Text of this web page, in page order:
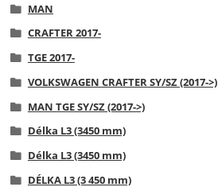
MAN
CRAFTER 2017-
TGE 2017-
VOLKSWAGEN CRAFTER SY/SZ (2017->)
MAN TGE SY/SZ (2017->)
Délka L3 (3450 mm)
Délka L3 (3450 mm)
DÉLKA L3 (3 450 mm)